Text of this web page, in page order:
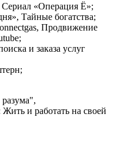
Сериал «Операция Ё»;
Тайные богатства;
Продвижение
и заказа услуг
Жить и работать на своей